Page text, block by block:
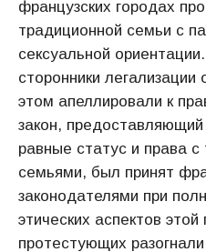
французских городах
традиционной семьи с
сексуальной
сторонники
этом апеллировали к
закон,
равные статус и права
семьями, был принят
законодателями при
этических аспектов
протестующих